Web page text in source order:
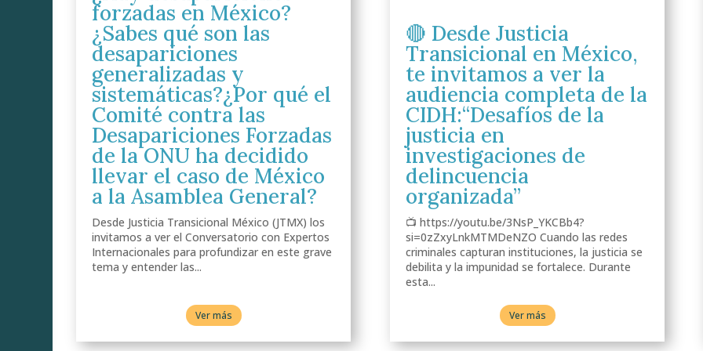
forzadas en México?
¿Sabes qué son las
desapariciones
generalizadas y
sistemáticas?¿Por qué el
Comité contra las
Desapariciones Forzadas
de la ONU ha decidido
llevar el caso de México
a la Asamblea General?
Desde Justicia Transicional México (JTMX) los
invitamos a ver el Conversatorio con Expertos
Internacionales para profundizar en este grave
tema y entender las...
Ver más
🔴 Desde Justicia
Transicional en México,
te invitamos a ver la
audiencia completa de la
CIDH:“Desafíos de la
justicia en
investigaciones de
delincuencia
organizada”
📺 https://youtu.be/3NsP_YKCBb4?
si=0zZxyLnkMTMDeNZO Cuando las redes
criminales capturan instituciones, la justicia se
debilita y la impunidad se fortalece. Durante
esta...
Ver más